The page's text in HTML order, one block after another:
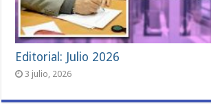
Editorial: Julio 2026
3 julio, 2026